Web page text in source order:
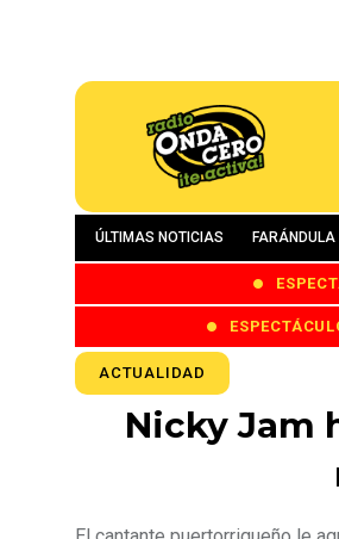
ÚLTIMAS NOTICIAS FARÁNDULA
ACTUALIDAD
Nicky Jam